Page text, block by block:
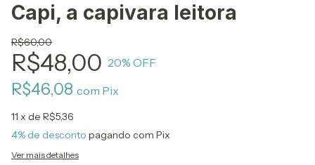
Capi, a capivara leitora
R$60,00
R$48,00 20% OFF
R$46,08 com Pix
11 x de R$5,36
4% de desconto pagando com Pix
Ver mais detalhes